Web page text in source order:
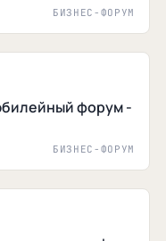
БИЗНЕС-ФОРУМ
форум -
БИЗНЕС-ФОРУМ